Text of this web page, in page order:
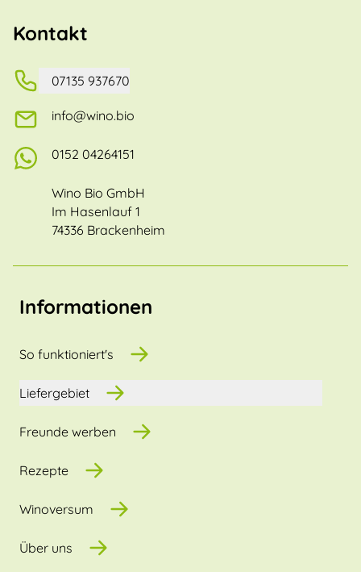
Kontakt
07135 937670
info@wino.bio
0152 04264151
Wino Bio GmbH
Im Hasenlauf 1
74336 Brackenheim
Informationen
So funktioniert's
Liefergebiet
Freunde werben
Rezepte
Winoversum
Über uns